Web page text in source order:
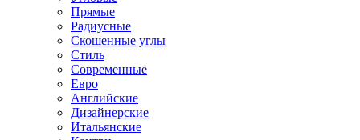
Прямые
Радиусные
Скошенные углы
Стиль
Современные
Евро
Английские
Дизайнерские
Итальянские